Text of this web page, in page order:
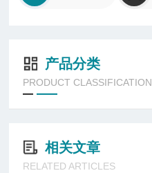
产品分类
PRODUCT CLASSIFICATION
相关文章
RELATED ARTICLES